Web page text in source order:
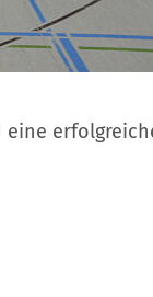
eine